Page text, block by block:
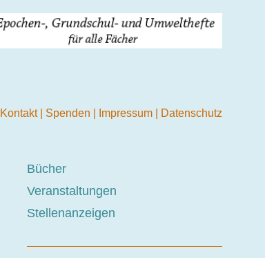
Kontakt Spenden Impressum Datenschutz
Bücher
Veranstaltungen
Stellenanzeigen